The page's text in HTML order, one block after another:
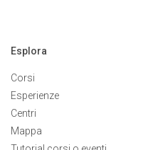
Esplora
Corsi
Esperienze
Centri
Mappa